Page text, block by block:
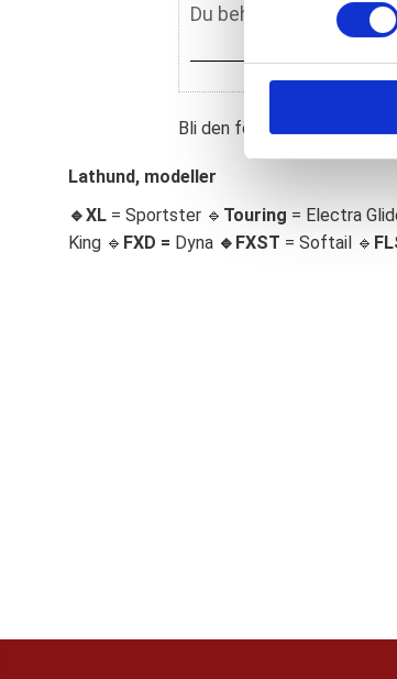
S
e
e
c
Bli den första att lämna ett
Lathund, modeller
🔹XL = Sportster 🔹 Touring = Electra
King 🔹 FXD = Dyna 🔹 FXST = Softail 🔹